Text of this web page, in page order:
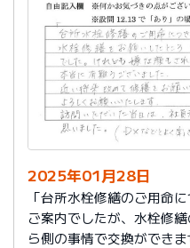
切に使う事が出来ました
に使いたいです。杉山さ
又、何かあった時はよろ
2025年01月28日
「台所水栓修繕のご用命
ご案内でしたが、水栓修
ら側の事情で交換ができ